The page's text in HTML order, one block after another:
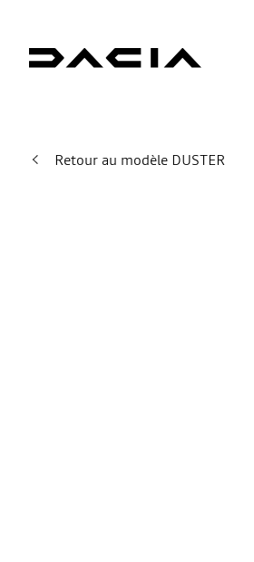
Retour au modèle DUSTER